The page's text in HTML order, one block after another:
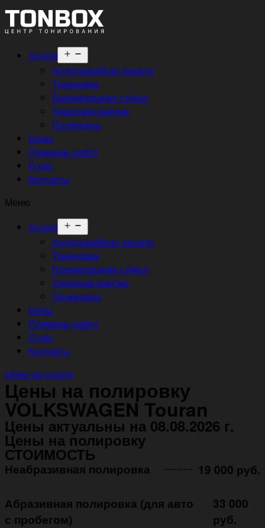
Услуги
меню
Антигравийная защита
Тонировка
Бронирование стёкол
Удаление вмятин
Полировка
Цены
Примеры работ
О нас
Контакты
Меню
Услуги
меню
Антигравийная защита
Тонировка
Бронирование стёкол
Удаление вмятин
Полировка
Цены
Примеры работ
О нас
Контакты
Цены на услуги
Цены на полировку
VOLKSWAGEN Touran
Цены актуальны на 08.08.2026 г.
Цены на полировку
СТОИМОСТЬ
Неабразивная полировка ㅤㅤㅤㅤ ㅤㅤㅤㅤ ㅤㅤㅤ 19 000 руб.
Абразивная полировка (для авто
с пробегом)
33 000
руб.